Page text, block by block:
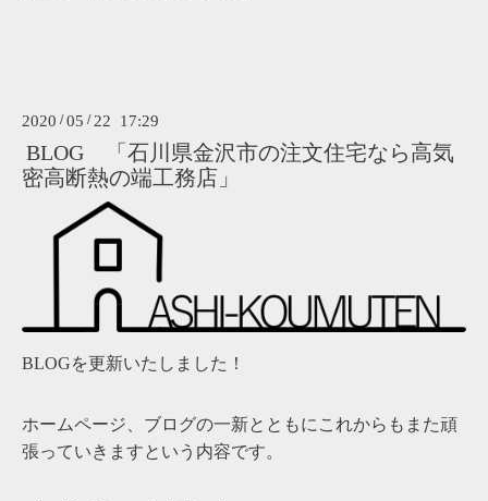
2020 /05 / 22 17:29
BLOG 「石川県金沢市の注文住宅なら高気
密高断熱の端工務店」
BLOGを更新いたしました！
ホームページ、ブログの一新とともにこれからもまた頑
張っていきますという内容です。